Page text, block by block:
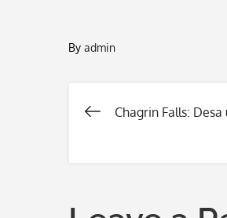
By admin
Post
Chagrin Falls: